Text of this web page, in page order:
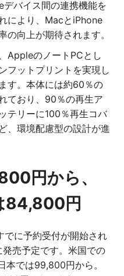
バイス間の連携機能を
により、MacとiPhone
の向上が期待されます。
AppleのノートPCとし
フットプリントを実現し
す。本体には約60％の
ており、90％の再生ア
テリーに100％再生コバ
、環境配慮型の設計が進
円から、
84,800円
に予約受付が開始され
発売予定です。米国での
本では99,800円から。